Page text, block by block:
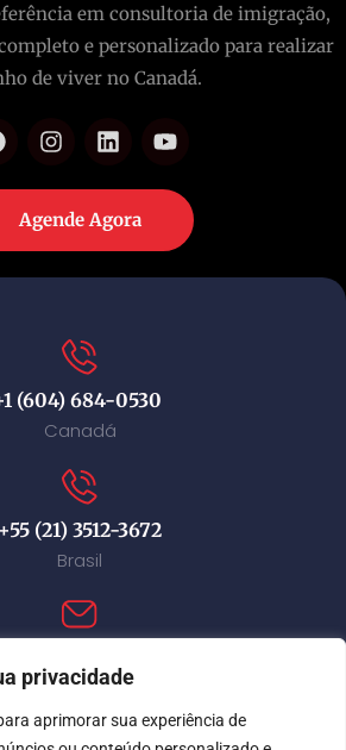
privacidade
aprimorar sua experiência de
em consultoria de imigração,
e personalizado para realizar
de viver no Canadá.
Agende Agora
(604) 684-0530
Canadá
+55 (21) 3512-3672
Brasil